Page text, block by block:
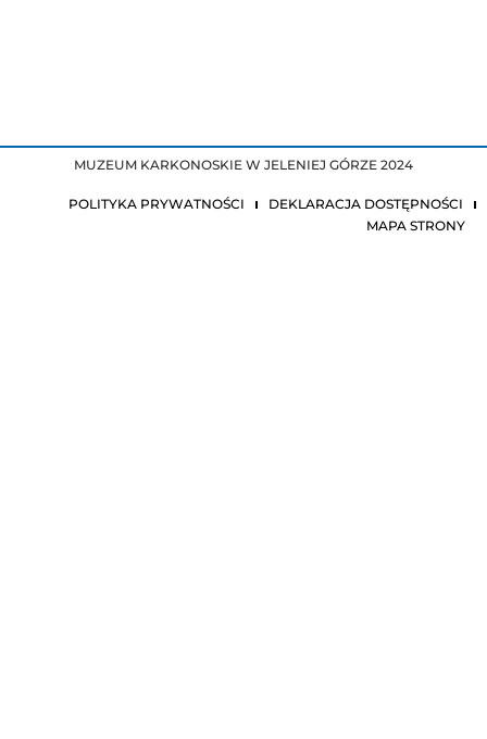
MUZEUM KARKONOSKIE W JELENIEJ GÓRZE 2024
POLITYKA PRYWATNOŚCI
DEKLARACJA DOSTĘPNOŚCI
MAPA STRONY